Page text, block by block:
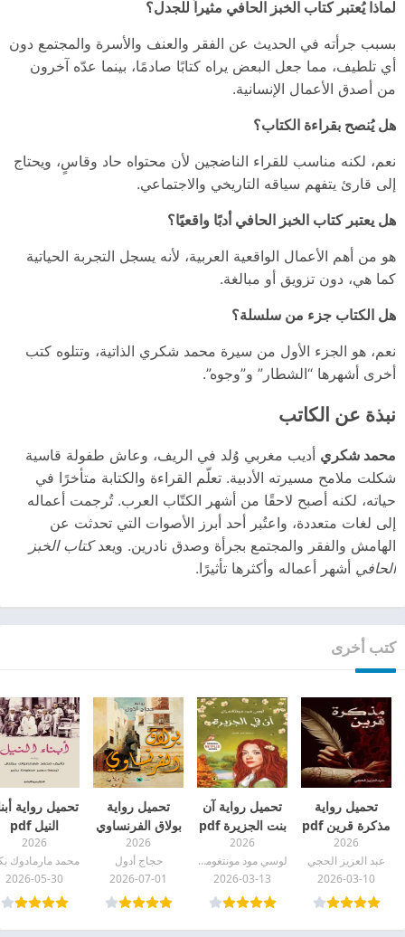
لماذا يُعتبر كتاب الخبز الحافي مثيراً للجدل؟
بسبب جرأته في الحديث عن الفقر والعنف والأسرة والمجتمع دون
أي تلطيف، مما جعل البعض يراه كتابًا صادمًا، بينما عدّه آخرون
من أصدق الأعمال الإنسانية.
هل يُنصح بقراءة الكتاب؟
نعم، لكنه مناسب للقراء الناضجين لأن محتواه حاد وقاسٍ، ويحتاج
إلى قارئ يتفهم سياقه التاريخي والاجتماعي.
هل يعتبر كتاب الخبز الحافي أدبًا واقعيًا؟
هو من أهم الأعمال الواقعية العربية، لأنه يسجل التجربة الحياتية
كما هي، دون تزويق أو مبالغة.
هل الكتاب جزء من سلسلة؟
نعم، هو الجزء الأول من سيرة محمد شكري الذاتية، وتتلوه كتب
أخرى أشهرها “الشطار” و”وجوه”.
نبذة عن الكاتب
محمد شكري أديب مغربي وُلد في الريف، وعاش طفولة قاسية
شكلت ملامح مسيرته الأدبية. تعلّم القراءة والكتابة متأخرًا في
حياته، لكنه أصبح لاحقًا من أشهر الكتّاب العرب. تُرجمت أعماله
إلى لغات متعددة، واعتُبر أحد أبرز الأصوات التي تحدثت عن
الهامش والفقر والمجتمع بجرأة وصدق نادرين. ويعدكتاب الخبز
الحافي أشهر أعماله وأكثرها تأثيرًا.
كتب أخرى
تحميل رواية
مذكرة قرين pdf
2026
عبد العزيز الحجي
2026-03-10
تحميل رواية آن
بنت الجزيرة pdf
2026
لوسي مود مونتغومري
2026-03-13
تحميل رواية
بولاق الفرنساوي
pdf
2026
حجاج أدول
2026-07-01
تحميل رواية
النيل pdf
2026
2026-05-30